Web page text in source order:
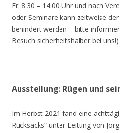
Fr. 8.30 – 14.00 Uhr und nach
oder Seminare kann zeitweise
behindert werden – bitte
Besuch sicherheitshalber bei uns!)
Ausstellung: Rügen und
Im Herbst 2021 fand eine
Rucksacks“ unter Leitung von